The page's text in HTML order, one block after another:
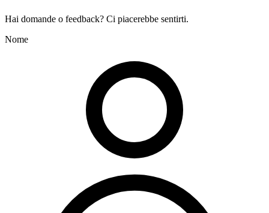
Hai domande o feedback? Ci piacerebbe sentirti.
Nome